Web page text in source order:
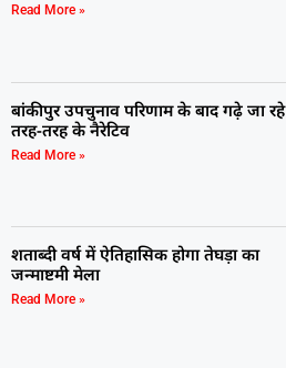
Read More »
बांकीपुर उपचुनाव परिणाम के बाद गढ़े जा रहे
तरह-तरह के नैरेटिव
Read More »
शताब्दी वर्ष में ऐतिहासिक होगा तेघड़ा का
जन्माष्टमी मेला
Read More »